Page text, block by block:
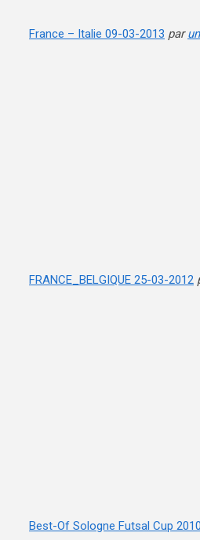
France – Italie 09-03-2013 par
FRANCE_BELGIQUE 25-03-2012
Best-Of Sologne Futsal Cup 2010